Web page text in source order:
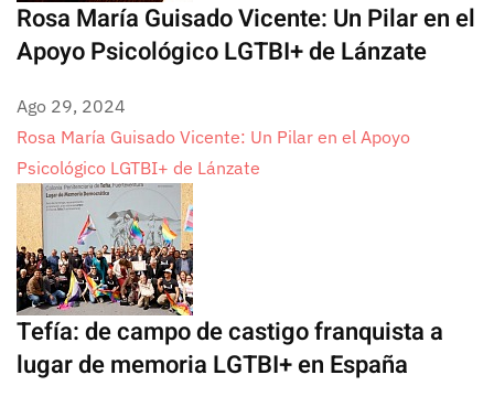
Rosa María Guisado Vicente: Un Pilar en el
Apoyo Psicológico LGTBI+ de Lánzate
Ago 29, 2024
Rosa María Guisado Vicente: Un Pilar en el Apoyo
Psicológico LGTBI+ de Lánzate
Tefía: de campo de castigo franquista a
lugar de memoria LGTBI+ en España